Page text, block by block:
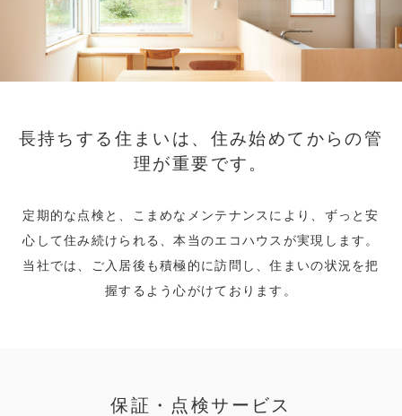
長持ちする住まいは、 住み始めてからの管
理が重要です。
定期的な点検と、こまめなメンテナンスにより、ずっと安
心して住み続けられる、本当のエコハウスが実現します。
当社では、ご入居後も積極的に訪問し、住まいの状況を把
握するよう心がけております。
保証・点検サービス